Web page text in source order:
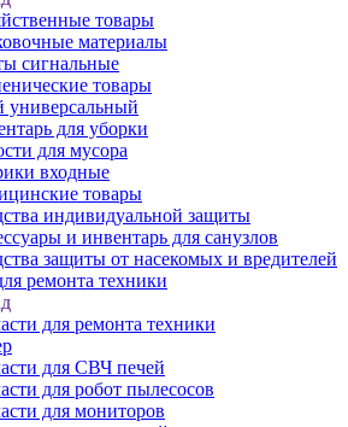
товары
материалы
сигнальные
товары
универсальный
для уборки
для мусора
входные
товары
индивидуальной защиты
и инвентарь для санузлов
защиты от насекомых и вредителей
ремонта техники
для ремонта техники
для СВЧ печей
для робот пылесосов
для мониторов